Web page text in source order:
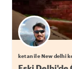
ketan ile New delhi